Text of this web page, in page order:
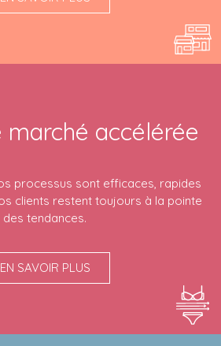
marché accélérée
processus sont efficaces, rapides
clients restent toujours à la pointe
des tendances.
EN SAVOIR PLUS